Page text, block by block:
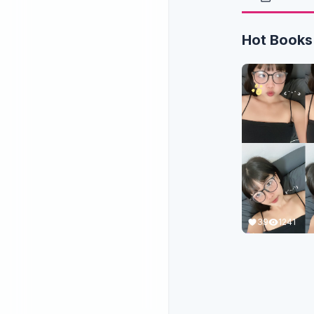
Hot Books
39 1241